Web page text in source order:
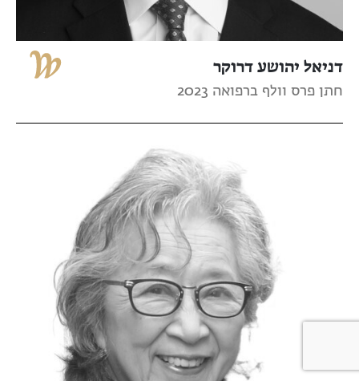
דניאל יהושע דרוקר
חתן פרס וולף ברפואה 2023